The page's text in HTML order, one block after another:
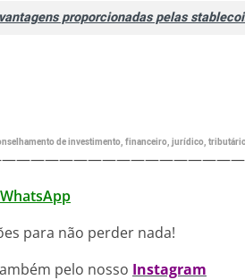
proporcionadas pelas
de investimento, financeiro, jurídico,
WhatsApp
para não perder nada!
pelo nosso Instagram